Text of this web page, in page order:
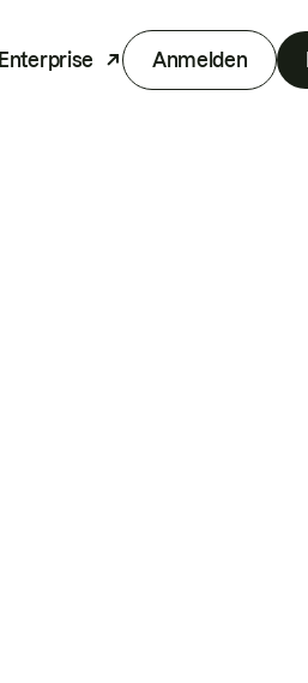
Enterprise Anmelden